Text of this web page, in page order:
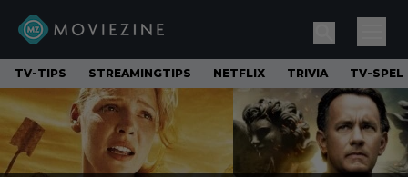
TV-TIPS STREAMINGTIPS NETFLIX TRIVIA TV-SPEL